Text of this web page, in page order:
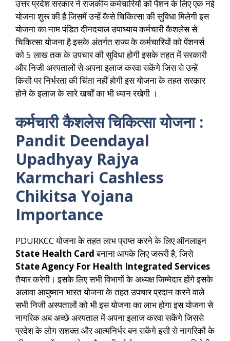
उत्तर प्रदेश सरकार ने राजकीय कर्मचारियों को पेंशन के लिए एक नई
योजना शुरू की है जिसमें उन्हें कैसे चिकित्सा की सुविधा मिलेगी इस
योजना का नाम पंडित दीनदयाल उपाध्याय कर्मचारी कैशलेस से
चिकित्सा योजना है इसके अंतर्गत राज्य के कर्मचारियों को पेंशनर्स
को 5 लाख तक के उपचार की सुविधा होगी इसके तहत में सरकारी
और निजी अस्पतालों से अपना इलाज करवा सकेंगे जिस से उन्हें
किसी पर निर्भरता की चिंता नहीं होगी इस योजना के तहत सरकार
होने के इलाज के सारे खर्चों का भी ध्यान रखेगी ।
कर्मचारी कैशलेस चिकित्सा योजना :
Pandit Deendayal
Upadhyay Rajya
Karmchari Cashless
Chikitsa Yojana
Importance
PDURKCC योजना के तहत लाभ प्राप्त करने के लिए ऑनलाइन
State Health Cardबनाना आपके लिए जरूरी है, जिसे
State Agency For Health Integrated Services
तैयार करेगी। इसके लिए सभी विभागों के अध्यक्ष जिम्मेदार होंगे इसके
अलावा आयुष्मान भारत योजना के तहत उपचार प्रदान करने वाले
सभी निजी अस्पतालों को भी इस योजना का लाभ होगा इस योजना से
नागरिक अब अच्छे अस्पताल में अपना इलाज करवा सकेंगे जिससे
प्रदेश के लोग सशक्त और आत्मनिर्भर बन सकेंगे इसी से नागरिकों के